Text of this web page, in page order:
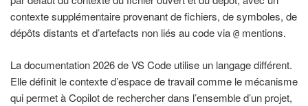
contexte supplémentaire provenant de fichiers, de symboles, de
dépôts distants et d’artefacts non liés au code via @ mentions.
La documentation 2026 de VS Code utilise un langage différent.
Elle définit le contexte d’espace de travail comme le mécanisme
qui permet à Copilot de rechercher dans l’ensemble d’un projet,